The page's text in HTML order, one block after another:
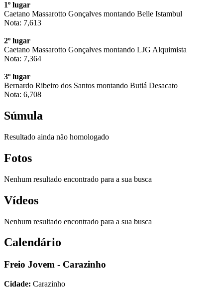
1º lugar
Caetano Massarotto Gonçalves montando Belle Istambul
Nota: 7,613
2º lugar
Caetano Massarotto Gonçalves montando LJG Alquimista
Nota: 7,364
3º lugar
Bernardo Ribeiro dos Santos montando Butiá Desacato
Nota: 6,708
Súmula
Resultado ainda não homologado
Fotos
Nenhum resultado encontrado para a sua busca
Vídeos
Nenhum resultado encontrado para a sua busca
Calendário
Freio Jovem - Carazinho
Cidade: Carazinho